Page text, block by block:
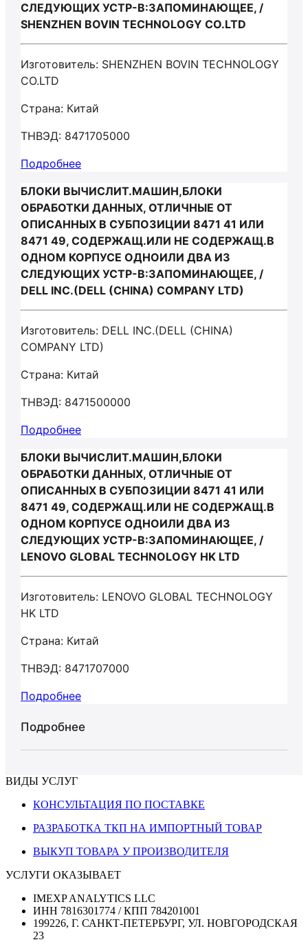
СЛЕДУЮЩИХ УСТР-В:ЗАПОМИНАЮЩЕЕ, /
SHENZHEN BOVIN TECHNOLOGY CO.LTD
Изготовитель: SHENZHEN BOVIN TECHNOLOGY
CO.LTD
Страна: Китай
ТНВЭД: 8471705000
Подробнее
БЛОКИ ВЫЧИСЛИТ.МАШИН,БЛОКИ
ОБРАБОТКИ ДАННЫХ, ОТЛИЧНЫЕ ОТ
ОПИСАННЫХ В СУБПОЗИЦИИ 8471 41 ИЛИ
8471 49, СОДЕРЖАЩ.ИЛИ НЕ СОДЕРЖАЩ.В
ОДНОМ КОРПУСЕ ОДНОИЛИ ДВА ИЗ
СЛЕДУЮЩИХ УСТР-В:ЗАПОМИНАЮЩЕЕ, /
DELL INC.(DELL (CHINA) COMPANY LTD)
Изготовитель: DELL INC.(DELL (CHINA)
COMPANY LTD)
Страна: Китай
ТНВЭД: 8471500000
Подробнее
БЛОКИ ВЫЧИСЛИТ.МАШИН,БЛОКИ
ОБРАБОТКИ ДАННЫХ, ОТЛИЧНЫЕ ОТ
ОПИСАННЫХ В СУБПОЗИЦИИ 8471 41 ИЛИ
8471 49, СОДЕРЖАЩ.ИЛИ НЕ СОДЕРЖАЩ.В
ОДНОМ КОРПУСЕ ОДНОИЛИ ДВА ИЗ
СЛЕДУЮЩИХ УСТР-В:ЗАПОМИНАЮЩЕЕ, /
LENOVO GLOBAL TECHNOLOGY HK LTD
Изготовитель: LENOVO GLOBAL TECHNOLOGY
HK LTD
Страна: Китай
ТНВЭД: 8471707000
Подробнее
Подробнее
ВИДЫ УСЛУГ
КОНСУЛЬТАЦИЯ ПО ПОСТАВКЕ
РАЗРАБОТКА ТКП НА ИМПОРТНЫЙ ТОВАР
ВЫКУП ТОВАРА У ПРОИЗВОДИТЕЛЯ
УСЛУГИ ОКАЗЫВАЕТ
IMEXP ANALYTICS LLC
ИНН 7816301774 / КПП 784201001
199226, Г. САНКТ-ПЕТЕРБУРГ, УЛ. НОВГОРОДСКАЯ
23